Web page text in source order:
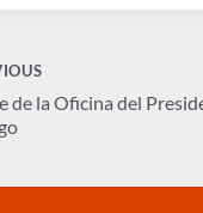
de la Oficina del